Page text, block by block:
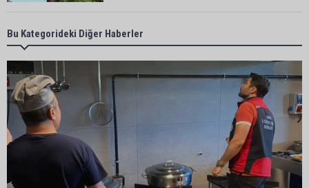
Yüreğir’de başkan vekilliği seçimi yeniden yargıya
taşındı
Adanalı sanatçıdan üzücü haber: Konserlerine
ara verdi
Büyükşehirden üreticiye 168 adet süt sağım
makinesi
Bu Kategorideki Diğer Haberler